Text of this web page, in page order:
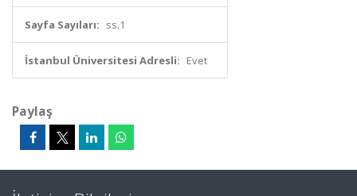
Sayfa Sayıları: ss.1
İstanbul Üniversitesi Adresli: Evet
Paylaş